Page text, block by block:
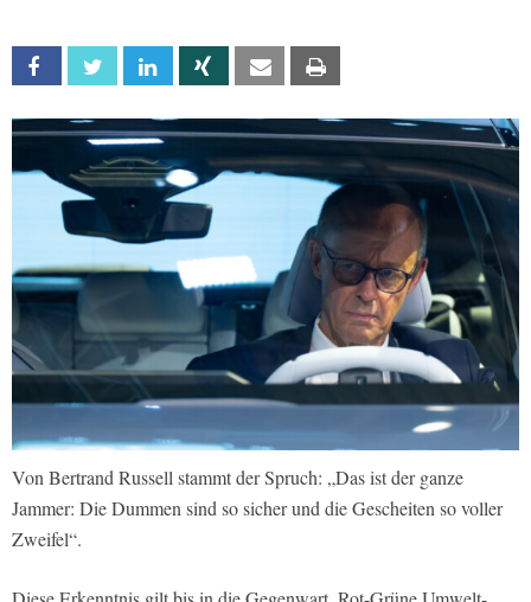
Facebook Twitter Linkedin Xing Email
Von Bertrand Russell stammt der Spruch: „Das ist der ganze
Jammer: Die Dummen sind so sicher und die Gescheiten so voller
Zweifel“.